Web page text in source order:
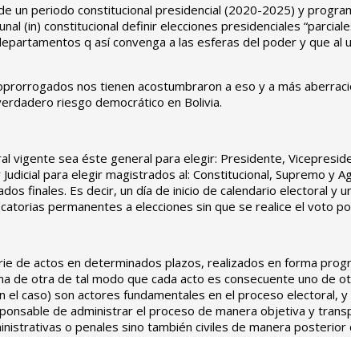
un periodo constitucional presidencial (2020-2025) y
(in) constitucional definir elecciones presidenciales
q así convenga a las esferas del poder y que
nos tienen acostumbraron a eso y a más
riesgo democrático en Bolivia.
sea éste general para elegir: Presidente,
para elegir magistrados al: Constitucional, Supremo y
finales. Es decir, un día de inicio de calendario electoral y
permanentes a elecciones sin que se realice el voto
de actos en determinados plazos, realizados en forma
de otra de tal modo que cada acto es consecuente uno
el caso) son actores fundamentales en el proceso electoral,
de administrar el proceso de manera objetiva y
o penales sino también civiles de manera